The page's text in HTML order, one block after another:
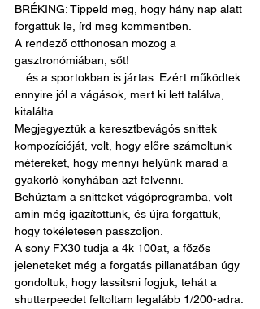
BRÉKING: Tippeld meg, hogy hány nap alatt
forgattuk le, írd meg kommentben.
A rendező otthonosan mozog a
gasztronómiában, sőt!
…és a sportokban is jártas. Ezért működtek
ennyire jól a vágások, mert ki lett találva,
kitalálta.
Megjegyeztük a keresztbevágós snittek
kompozícióját, volt, hogy előre számoltunk
métereket, hogy mennyi helyünk marad a
gyakorló konyhában azt felvenni.
Behúztam a snitteket vágóprogramba, volt
amin még igazítottunk, és újra forgattuk,
hogy tökéletesen passzoljon.
A sony FX30 tudja a 4k 100at, a főzős
jeleneteket még a forgatás pillanatában úgy
gondoltuk, hogy lassitsni fogjuk, tehát a
shutterpeedet feltoltam legalább 1/200-adra.